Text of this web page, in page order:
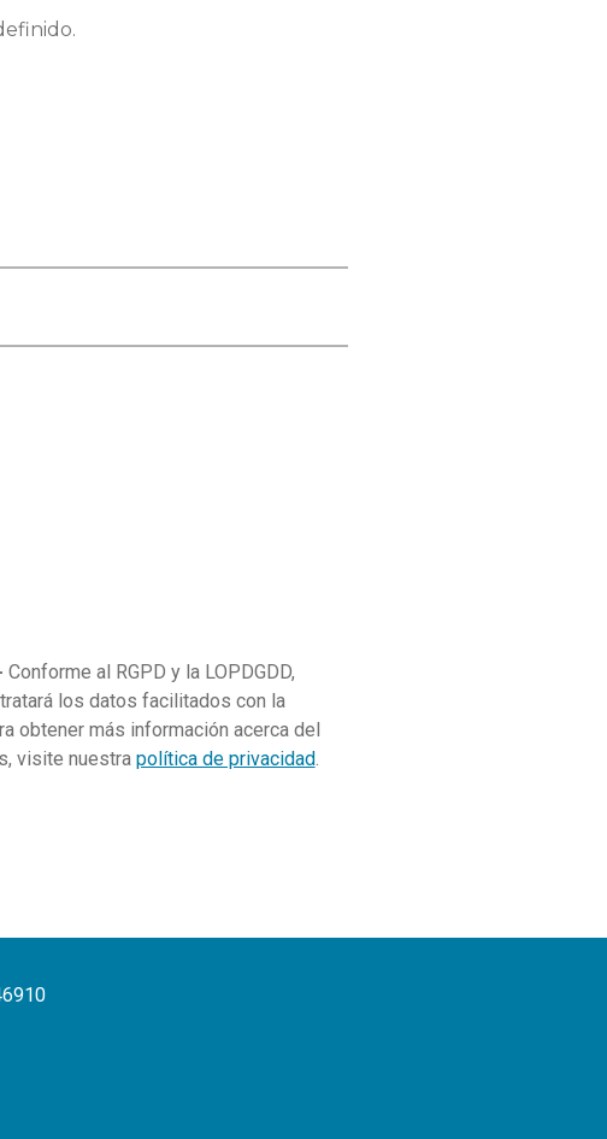
Conforme al RGPD y la LOPDGDD,
tratará los datos facilitados con la
obtener más información acerca del
visite nuestra política de privacidad.